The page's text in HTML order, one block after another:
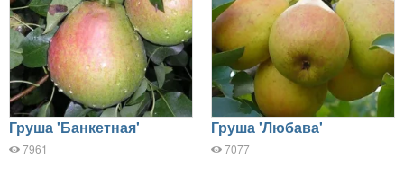
Груша 'Банкетная'
7961
Груша 'Любава'
7077